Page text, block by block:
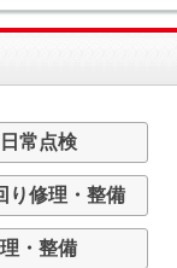
常点検
り修理・整備
・整備